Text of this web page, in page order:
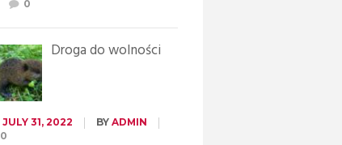
0
Droga do wolności
JULY 31, 2022 BY ADMIN
0